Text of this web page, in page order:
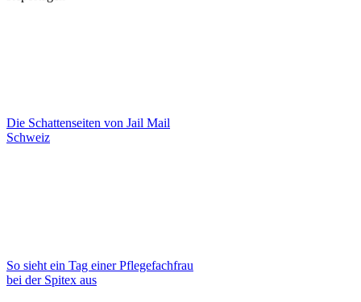
Die Schattenseiten von Jail Mail
Schweiz
So sieht ein Tag einer Pflegefachfrau
bei der Spitex aus